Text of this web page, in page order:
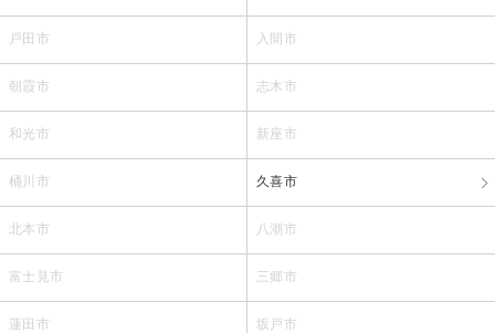
戸田市 入間市
朝霞市 志木市
和光市 新座市
桶川市 久喜市
北本市 八潮市
富士見市 三郷市
蓮田市 坂戸市